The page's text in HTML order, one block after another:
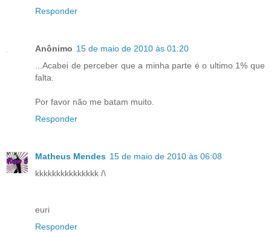
Responder
Anônimo 15 de maio de 2010 às 01:20
...Acabei de perceber que a minha parte é o ultimo 1% que
falta.
Por favor não me batam muito.
Responder
Matheus Mendes 15 de maio de 2010 às 06:08
kkkkkkkkkkkkkkk /\
euri
Responder